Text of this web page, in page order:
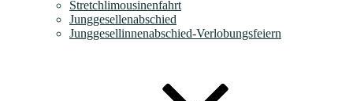
Stretchlimousinenfahrt
Junggesellenabschied
Junggesellinnenabschied-Verlobungsfeiern